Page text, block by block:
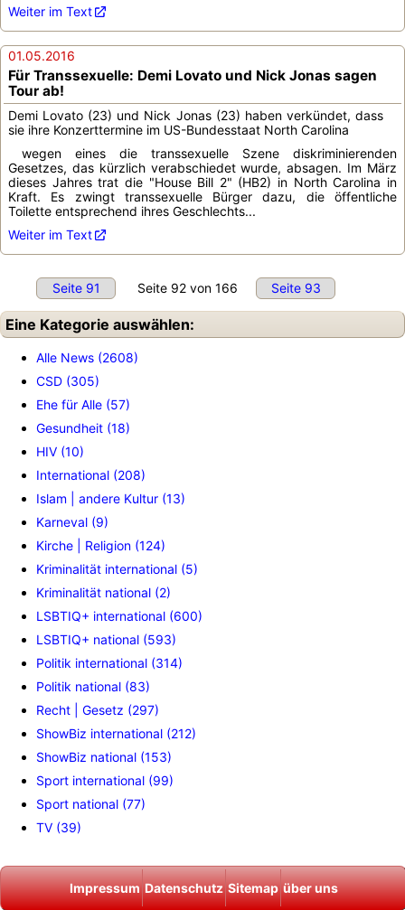
Weiter im Text
01.05.2016
Für Transsexuelle: Demi Lovato und Nick Jonas sagen
Tour ab!
Demi Lovato (23) und Nick Jonas (23) haben verkündet, dass
sie ihre Konzerttermine im US-Bundesstaat North Carolina
wegen eines die transsexuelle Szene diskriminierenden
Gesetzes, das kürzlich verabschiedet wurde, absagen. Im März
dieses Jahres trat die "House Bill 2" (HB2) in North Carolina in
Kraft. Es zwingt transsexuelle Bürger dazu, die öffentliche
Toilette entsprechend ihres Geschlechts...
Weiter im Text
Seite 91 Seite 92 von 166 Seite 93
Eine Kategorie auswählen:
Alle News (2608)
CSD (305)
Ehe für Alle (57)
Gesundheit (18)
HIV (10)
International (208)
Islam | andere Kultur (13)
Karneval (9)
Kirche | Religion (124)
Kriminalität international (5)
Kriminalität national (2)
LSBTIQ+ international (600)
LSBTIQ+ national (593)
Politik international (314)
Politik national (83)
Recht | Gesetz (297)
ShowBiz international (212)
ShowBiz national (153)
Sport international (99)
Sport national (77)
TV (39)
Impressum Datenschutz Sitemap über uns